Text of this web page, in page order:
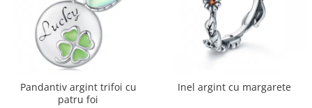
Pandantiv argint trifoi cu
patru foi
Inel argint cu margarete